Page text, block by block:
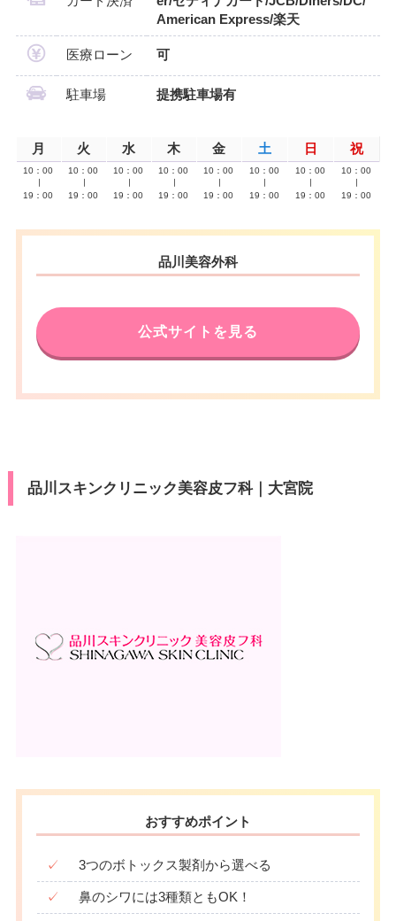
American Express/楽天
医療ローン 可
駐車場 提携駐車場有
月 火 水 木 金 土 日 祝
10：00
19：00
10：00
19：00
10：00
19：00
10：00
19：00
10：00
19：00
10：00
19：00
10：00
19：00
10：00
19：00
品川美容外科
公式サイトを見る
品川スキンクリニック美容皮フ科｜大宮院
おすすめポイント
✓ 3つのボトックス製剤から選べる
✓ 鼻のシワには3種類ともOK！